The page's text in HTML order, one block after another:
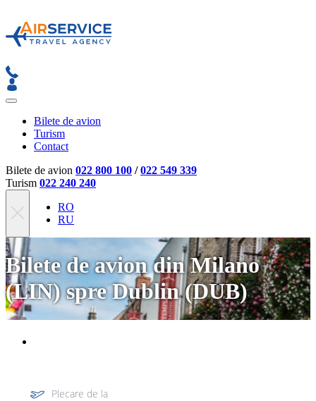
Bilete de avion
Turism
Contact
Bilete de avion 022 800 100 /022 549 339
Turism 022 240 240
RO
RU
Bilete de avion din Milano
(LIN) spre Dublin (DUB)
Plecare de la